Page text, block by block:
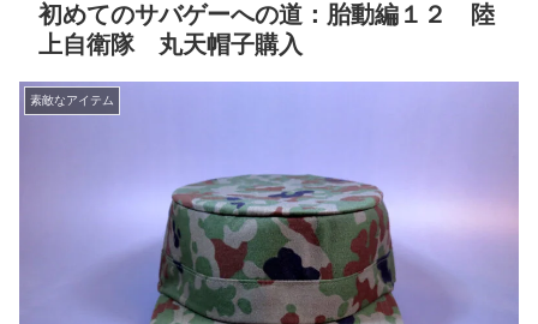
初めてのサバゲーへの道：胎動編１２ 陸
上自衛隊 丸天帽子購入
素敵なアイテム